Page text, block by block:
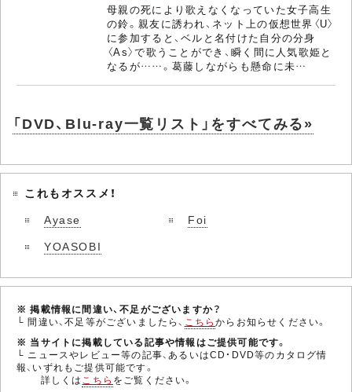
母親の死により歌えなくなっていた女子高生
の鈴。親友に誘われ、ネット上の仮想世界〈U〉
に参加すると、ベルと名付けた自分の分身
〈As〉で歌うことができ、瞬く間に人気歌姫と
なるが……。葛藤しながらも懸命に未…
「DVD、Blu-ray一覧リスト」をすべてみる»
これもオススメ！
Ayase
Foi
YOASOBI
※ 掲載情報に間違い、不足がございますか？
└ 間違い、不足等がございましたら、 こちらからお知らせください。
※ 当サイトに掲載している記事や情報はご提供可能です。
└ ニュースやレビュー等の記事、あるいはCD・DVD等のカタログ情
報、いずれもご提供可能です。
詳しくはこちら をご覧ください。